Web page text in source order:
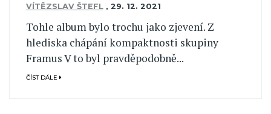
VÍTĚZSLAV ŠTEFL , 29. 12. 2021
Tohle album bylo trochu jako zjevení. Z
hlediska chápání kompaktnosti skupiny
Framus V to byl pravděpodobně...
ČÍST DÁLE